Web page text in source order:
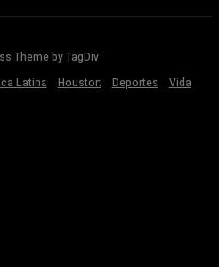
Theme by TagDiv
Latina Houston Deportes Vida